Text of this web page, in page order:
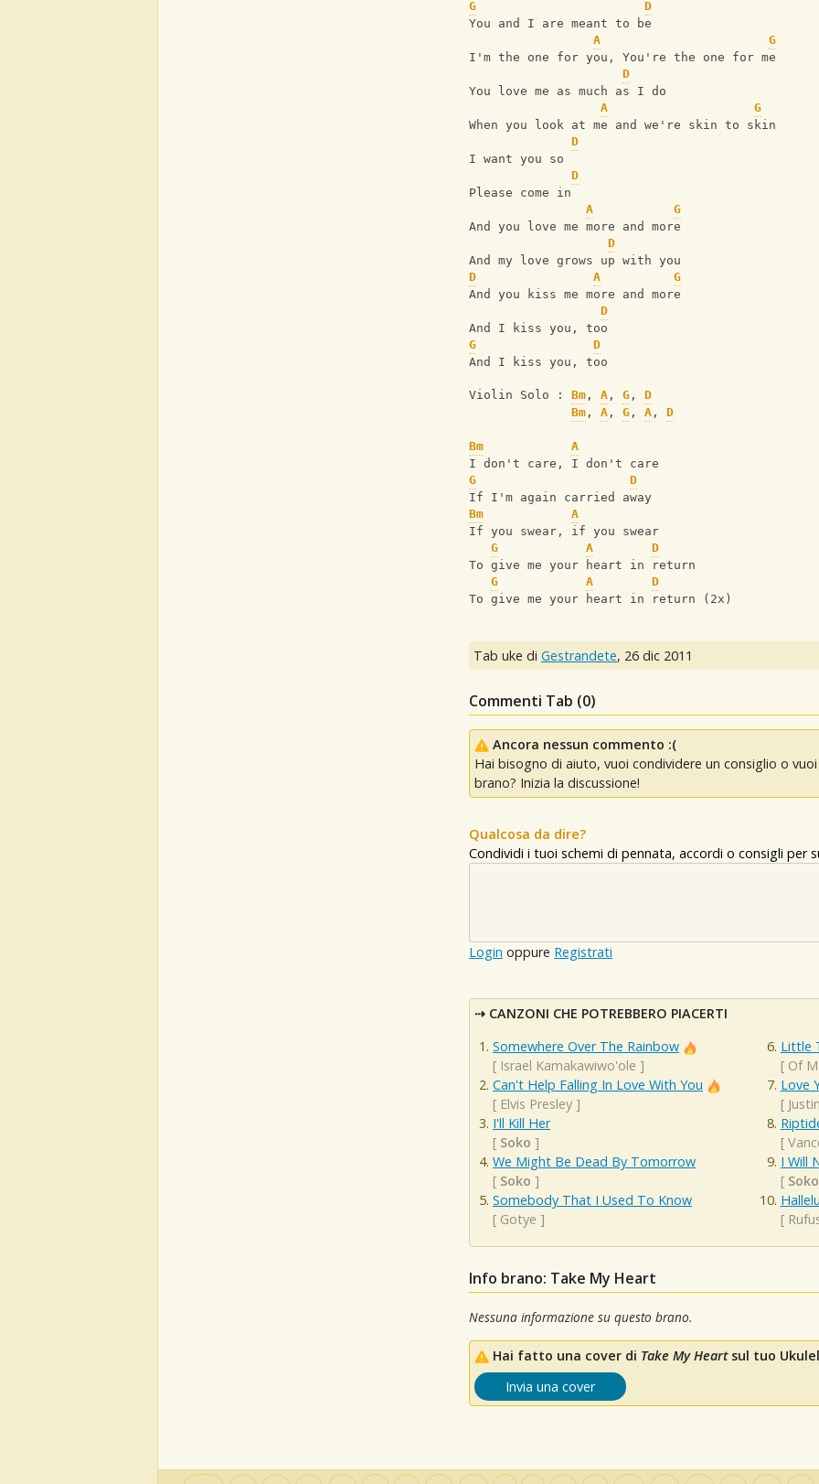
G
D
You and I are meant to be
A
G
I'm the one for you, You're the one for me
D
You love me as much as I do
A
G
When you look at me and we're skin to skin
D
I want you so
D
Please come in
A
G
And you love me more and more
D
And my love grows up with you
D
A
G
And you kiss me more and more
D
And I kiss you, too
G
D
And I kiss you, too
Violin Solo : Bm , A , G , D
Bm , A , G , A , D
Bm
A
I don't care, I don't care
G
D
If I'm again carried away
Bm
A
If you swear, if you swear
G
A
D
To give me your heart in return
G
A
D
To give me your heart in return (2x)
Tab uke di Gestrandete, 26 dic 2011
Commenti Tab (0)
Ancora nessun commento :(
Hai bisogno di aiuto, vuoi condividere un consiglio o
brano? Inizia la discussione!
Qualcosa da dire?
Condividi i tuoi schemi di pennata, accordi o consigli per
Login oppure Registrati
CANZONI CHE POTREBBERO PIACERTI
Somewhere Over The Rainbow
[ Israel Kamakawiwo'ole ]
Can't Help Falling In Love With You
[ Elvis Presley ]
I'll Kill Her
[ Soko ]
We Might Be Dead By Tomorrow
[ Soko ]
Somebody That I Used To Know
[ Gotye ]
Little
[ Of
Love
[
[
I Will
[ Soko
[
Info brano: Take My Heart
Nessuna informazione su questo brano.
Hai fatto una cover di Take My Heartsul tuo
Invia una cover